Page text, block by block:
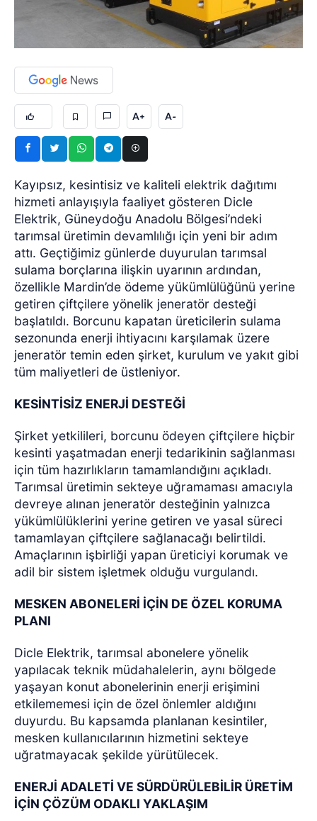
A+ A-
Kayıpsız, kesintisiz ve kaliteli elektrik dağıtımı
hizmeti anlayışıyla faaliyet gösteren Dicle
Elektrik, Güneydoğu Anadolu Bölgesi’ndeki
tarımsal üretimin devamlılığı için yeni bir adım
attı. Geçtiğimiz günlerde duyurulan tarımsal
sulama borçlarına ilişkin uyarının ardından,
özellikle Mardin’de ödeme yükümlülüğünü yerine
getiren çiftçilere yönelik jeneratör desteği
başlatıldı. Borcunu kapatan üreticilerin sulama
sezonunda enerji ihtiyacını karşılamak üzere
jeneratör temin eden şirket, kurulum ve yakıt gibi
tüm maliyetleri de üstleniyor.
KESİNTİSİZ ENERJİ DESTEĞİ
Şirket yetkilileri, borcunu ödeyen çiftçilere hiçbir
kesinti yaşatmadan enerji tedarikinin sağlanması
için tüm hazırlıkların tamamlandığını açıkladı.
Tarımsal üretimin sekteye uğramaması amacıyla
devreye alınan jeneratör desteğinin yalnızca
yükümlülüklerini yerine getiren ve yasal süreci
tamamlayan çiftçilere sağlanacağı belirtildi.
Amaçlarının işbirliği yapan üreticiyi korumak ve
adil bir sistem işletmek olduğu vurgulandı.
MESKEN ABONELERİ İÇİN DE ÖZEL KORUMA
PLANI
Dicle Elektrik, tarımsal abonelere yönelik
yapılacak teknik müdahalelerin, aynı bölgede
yaşayan konut abonelerinin enerji erişimini
etkilememesi için de özel önlemler aldığını
duyurdu. Bu kapsamda planlanan kesintiler,
mesken kullanıcılarının hizmetini sekteye
uğratmayacak şekilde yürütülecek.
ENERJİ ADALETİ VE SÜRDÜRÜLEBİLİR ÜRETİM
İÇİN ÇÖZÜM ODAKLI YAKLAŞIM